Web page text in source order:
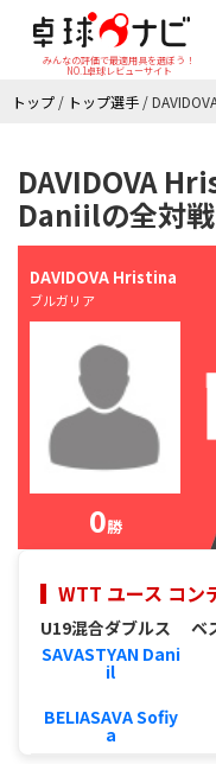
みんなの評価で最適用具を選ぼう！
NO.1卓球レビューサイト
トップ / トップ選手 /
DAVIDOVA
Daniilの全対
DAVIDOVA Hristina
ブルガリア
0勝
WTT ユース コン
U19混合ダブルス ベ
SAVASTYAN Dani
il
BELIASAVA Sofiy
a